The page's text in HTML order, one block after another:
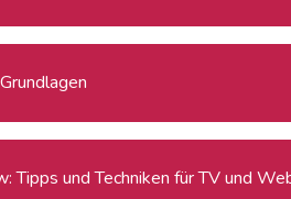
Tipps und Techniken für TV und